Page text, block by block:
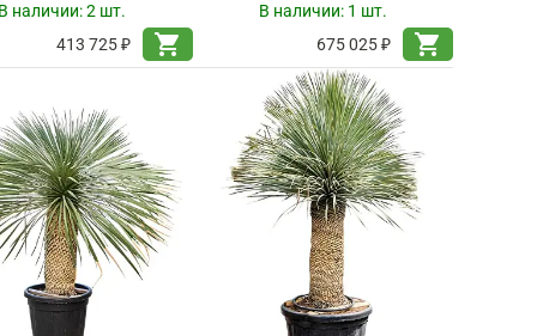
наличии:2 шт.
413 725 ₽
shopping_cart
В наличии: 1 шт.
675 025 ₽
shopping_cart